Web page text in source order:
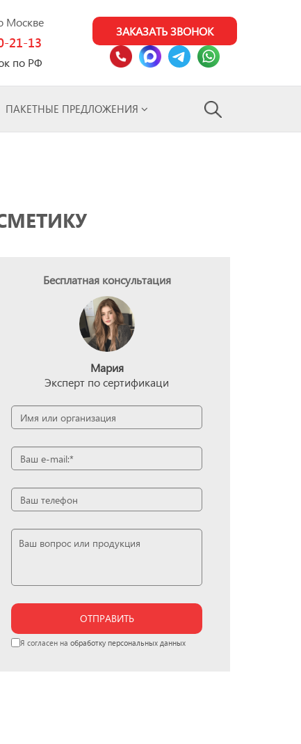
Москве
21-13
по РФ
ЗАКАЗАТЬ ЗВОНОК
ПАКЕТНЫЕ ПРЕДЛОЖЕНИЯ
Бесплатная консультация
Мария
Эксперт по сертификаци
ОТПРАВИТЬ
Я согласен на обработку персональных данных